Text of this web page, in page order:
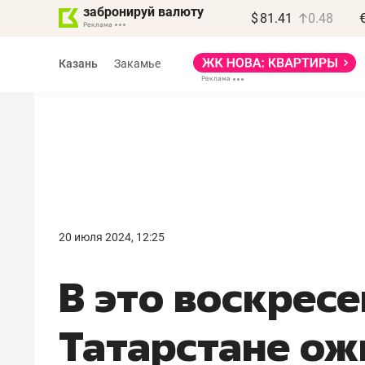
забронируй валюту $ 81.41 0.48
Казань Закамье
20 июля 2024, 12:25
В это
Татарстане
правил, бизнес может
потерять минимум